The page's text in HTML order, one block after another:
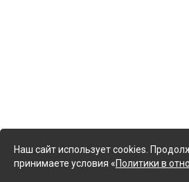
Наш сайт использует cookies.
принимаете условия «Политики в